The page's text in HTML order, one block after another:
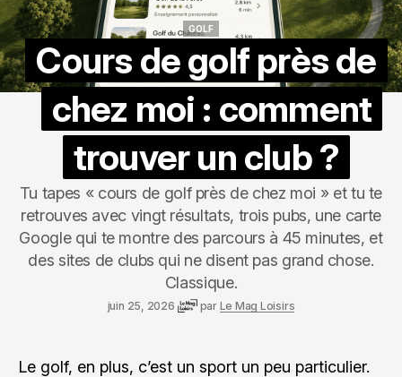
GOLF
Cours de golf près de
chez moi : comment
trouver un club ?
Tu tapes « cours de golf près de chez moi » et tu te
retrouves avec vingt résultats, trois pubs, une carte
Google qui te montre des parcours à 45 minutes, et
des sites de clubs qui ne disent pas grand chose.
Classique.
juin 25, 2026 par Le Mag Loisirs
Le golf, en plus, c’est un sport un peu particulier.